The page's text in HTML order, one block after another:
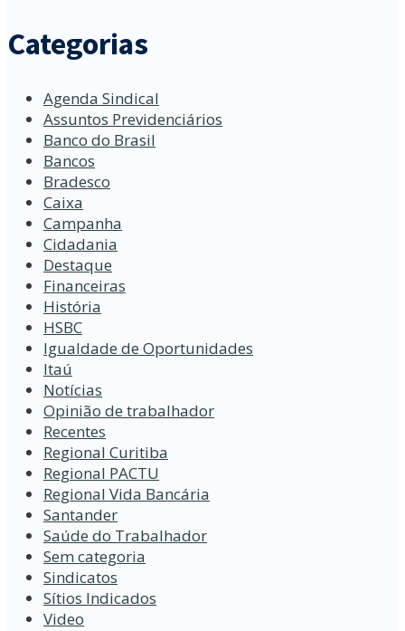
Categorias
Agenda Sindical
Assuntos Previdenciários
Banco do Brasil
Bancos
Bradesco
Caixa
Campanha
Cidadania
Destaque
Financeiras
História
HSBC
Igualdade de Oportunidades
Itaú
Notícias
Opinião de trabalhador
Recentes
Regional Curitiba
Regional PACTU
Regional Vida Bancária
Santander
Saúde do Trabalhador
Sem categoria
Sindicatos
Sítios Indicados
Video